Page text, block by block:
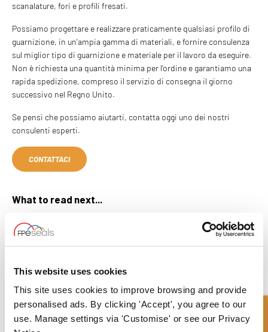
This website uses cookies
This site uses cookies to improve browsing and provide
personalised ads. By clicking 'Accept', you agree to our
use. Manage settings via 'Customise' or see our Privacy
scanalature, fori e profili fresati.
Possiamo progettare e realizzare praticamente qualsiasi profilo di
guarnizione, in un'ampia gamma di materiali, e fornire consulenza
sul miglior tipo di guarnizione e materiale per il lavoro da eseguire.
Non è richiesta una quantità minima per l'ordine e garantiamo una
rapida spedizione, compreso il servizio di consegna il giorno
successivo nel Regno Unito.
Se pensi che possiamo aiutarti, contatta oggi uno dei nostri
consulenti esperti.
CONTATTACI
What to read next...
Cosa sono i Rotary Seals o i Shaft Seals?
Read more